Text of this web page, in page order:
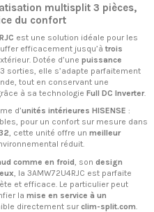
multisplit 3 pièces,
du confort
est une solution idéale pour les
efficacement jusqu’à trois
Dotée d’une puissance
sorties, elle s’adapte parfaitement
tout en conservant une
à sa technologie Full DC Inverter.
d’unités intérieures HISENSE :
pour un confort sur mesure dans
, cette unité offre un meilleur
réduit.
comme en froid , son design
, la 3AMW72U4RJC est parfaite
et efficace. Le particulier peut
la mise en service à un
directement sur clim-split.com